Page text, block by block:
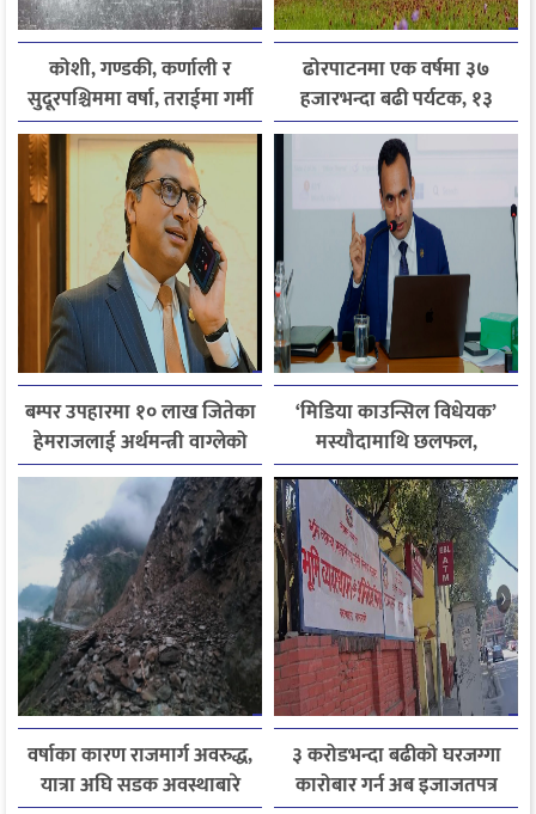
कोशी, गण्डकी, कर्णाली र
सुदूरपश्चिममा वर्षा, तराईमा गर्मी
बढ्ने अनुमान
ढोरपाटनमा एक वर्षमा ३७
हजारभन्दा बढी पर्यटक, १३
हजारले बढ्यो आगमन
बम्पर उपहारमा १० लाख जितेका
हेमराजलाई अर्थमन्त्री वाग्लेको
फोन, रुपन्देहीकी सपनाले
जितिन् एक लाख
‘मिडिया काउन्सिल विधेयक’
मस्यौदामाथि छलफल,
एआईदेखि पत्रकारको
लाइसेन्ससम्मका विषयमा
सुझाव
वर्षाका कारण राजमार्ग अवरुद्ध,
यात्रा अघि सडक अवस्थाबारे
३ करोडभन्दा बढीको घरजग्गा
कारोबार गर्न अब इजाजतपत्र